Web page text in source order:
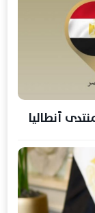
أنطاليا